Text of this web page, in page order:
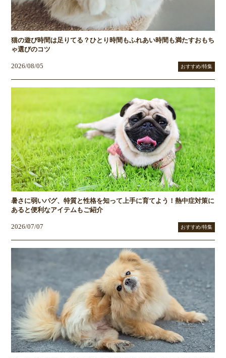
猫の遊び時間は足りてる？ひとり時間もふれあい時間も満たすおもち
ゃ選びのコツ
2026/08/05 おすすめ/特集
暑さに弱いパグ、特質と性格を知って上手に育てよう！熱中症対策に
あると便利なアイテムもご紹介
2026/07/07 おすすめ/特集